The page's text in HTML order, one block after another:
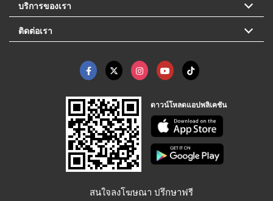
บริการของเรา
ติดต่อเรา
ดาวน์โหลดแอปพลิเคชัน
สนใจลงโฆษณา ปรึกษาฟรี